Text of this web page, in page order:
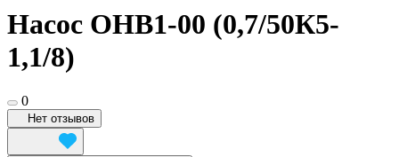
Насос ОНВ1-00 (0,7/50К5-
1,1/8)
0
Нет отзывов